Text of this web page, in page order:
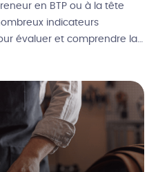
en BTP ou à la tête
indicateurs
évaluer et comprendre la
ce que la valeur ajoutée ?
[…]